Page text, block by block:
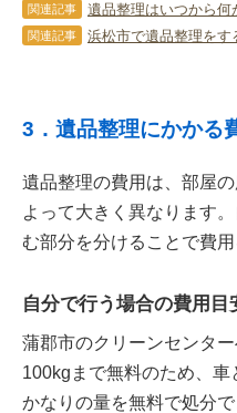
関連記事
関連記事
3．遺品整理にかかる
遺品整理の費用は、部屋
よって大きく異なります
む部分を分けることで費
自分で行う場合の費用目
蒲郡市のクリーンセンタ
100kgまで無料のため、
かなりの量を無料で処分